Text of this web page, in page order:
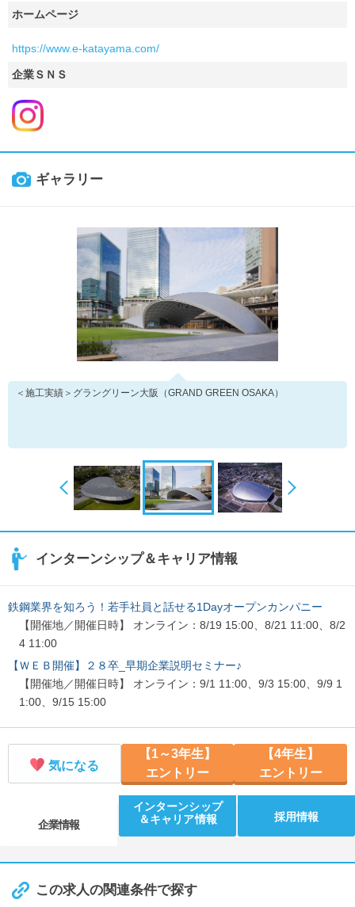
ホームページ
https://www.e-katayama.com/
企業ＳＮＳ
ギャラリー
＜施工実績＞グラングリーン大阪（GRAND GREEN OSAKA）
インターンシップ＆キャリア情報
鉄鋼業界を知ろう！若手社員と話せる1Dayオープンカンパニー
【開催地／開催日時】 オンライン：8/19 15:00、8/21 11:00、8/2
4 11:00
【ＷＥＢ開催】２８卒_早期企業説明セミナー♪
【開催地／開催日時】 オンライン：9/1 11:00、9/3 15:00、9/9 1
1:00、9/15 15:00
気になる
【1～3年生】
エントリー
【4年生】
エントリー
企業情報
インターンシップ
＆キャリア情報
採用情報
この求人の関連条件で探す